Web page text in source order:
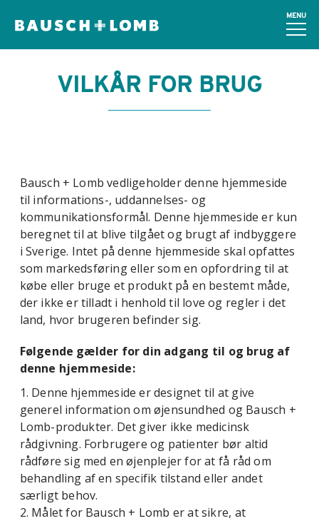
MENU
VILKÅR FOR BRUG
Bausch + Lomb vedligeholder denne hjemmeside
til informations-, uddannelses- og
kommunikationsformål. Denne hjemmeside er kun
beregnet til at blive tilgået og brugt af indbyggere
i Sverige. Intet på denne hjemmeside skal opfattes
som markedsføring eller som en opfordring til at
købe eller bruge et produkt på en bestemt måde,
der ikke er tilladt i henhold til love og regler i det
land, hvor brugeren befinder sig.
Følgende gælder for din adgang til og brug af
denne hjemmeside:
1. Denne hjemmeside er designet til at give
generel information om øjensundhed og Bausch +
Lomb-produkter. Det giver ikke medicinsk
rådgivning. Forbrugere og patienter bør altid
rådføre sig med en øjenplejer for at få råd om
behandling af en specifik tilstand eller andet
særligt behov.
2. Målet for Bausch + Lomb er at sikre, at